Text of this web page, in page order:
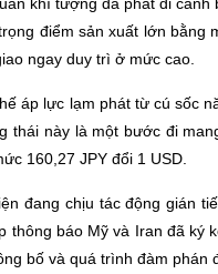
điểm sản xuất lớn
ngay duy trì ở mức cao.
áp lực lạm phát từ cú sốc
thái này là một bước đi
160,27 JPY đổi 1 USD.
đang chịu tác động gián
thông báo Mỹ và Iran đã ký
bố và quá trình đàm phán